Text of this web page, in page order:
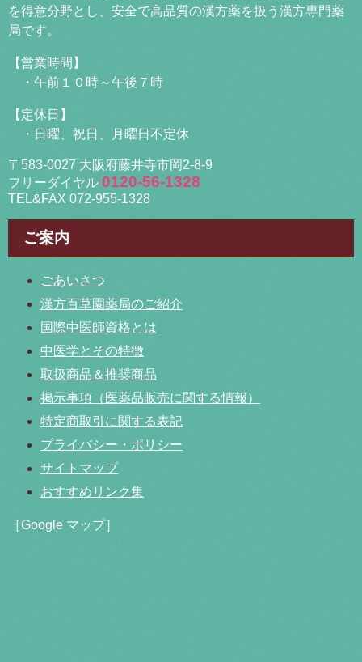
を得意分野とし、安全で高品質の漢方薬を扱う漢方専門薬
局です。
【営業時間】
・午前１０時～午後７時
【定休日】
・日曜、祝日、月曜日不定休
〒583-0027 大阪府藤井寺市岡2-8-9
フリーダイヤル 0120-56-1328
TEL&FAX 072-955-1328
ご案内
ごあいさつ
漢方百草園薬局のご紹介
国際中医師資格とは
中医学とその特徴
取扱商品＆推奨商品
掲示事項（医薬品販売に関する情報）
特定商取引に関する表記
プライバシー・ポリシー
サイトマップ
おすすめリンク集
［Google マップ］